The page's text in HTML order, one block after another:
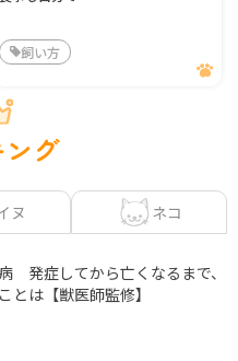
飼い方
ング
ヌ ネコ
発症してから亡くなるまで、
とは【獣医師監修】